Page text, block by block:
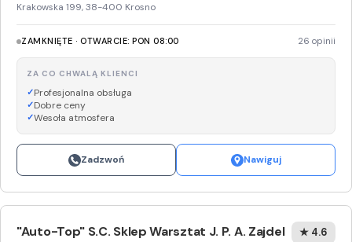
Krakowska 199, 38-400 Krosno
ZAMKNIĘTE · OTWARCIE: PON 08:00 26 opinii
ZA CO CHWALĄ KLIENCI
Profesjonalna obsługa
Dobre ceny
Wesoła atmosfera
Zadzwoń Nawiguj
"Auto-Top" S.C. Sklep Warsztat J. P. A. Zajdel
★ 4.6